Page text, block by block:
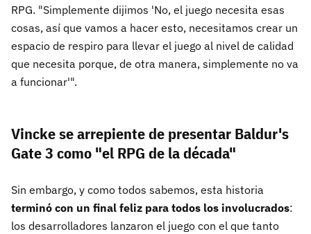
RPG. "Simplemente dijimos 'No, el juego necesita esas
cosas, así que vamos a hacer esto, necesitamos crear un
espacio de respiro para llevar el juego al nivel de calidad
que necesita porque, de otra manera, simplemente no va
a funcionar'".
Vincke se arrepiente de presentar Baldur's
Gate 3 como "el RPG de la década"
Sin embargo, y como todos sabemos, esta historia
terminó con un final feliz para todos los involucrados:
los desarrolladores lanzaron el juego con el que tanto